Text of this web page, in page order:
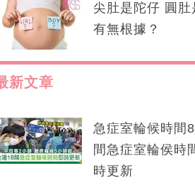
尖肚是陀仔 圓
有無根據？
新文章
急症室輪候時間
間急症室輪侯時
時更新